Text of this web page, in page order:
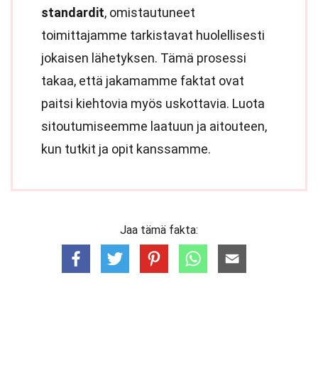
standardit, omistautuneet
toimittajamme tarkistavat huolellisesti
jokaisen lähetyksen. Tämä prosessi
takaa, että jakamamme faktat ovat
paitsi kiehtovia myös uskottavia. Luota
sitoutumiseemme laatuun ja aitouteen,
kun tutkit ja opit kanssamme.
Jaa tämä fakta: